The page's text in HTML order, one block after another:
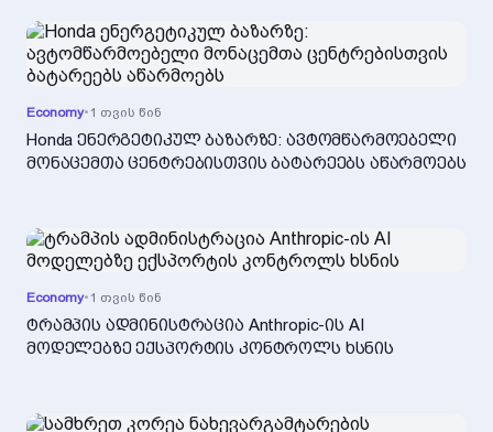
Economy•1 თვის წინ
Honda ენერგეტიკულ ბაზარზე: ავტომწარმოებელი
მონაცემთა ცენტრებისთვის ბატარეებს აწარმოებს
Economy•1 თვის წინ
ტრამპის ადმინისტრაცია Anthropic-ის AI
მოდელებზე ექსპორტის კონტროლს ხსნის